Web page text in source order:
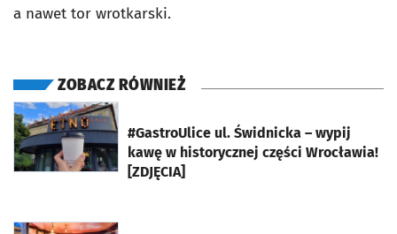
a nawet tor wrotkarski.
ZOBACZ RÓWNIEŻ
#GastroUlice ul. Świdnicka – wypij
kawę w historycznej części Wrocławia!
[ZDJĘCIA]
otworzy się w nowej karcie